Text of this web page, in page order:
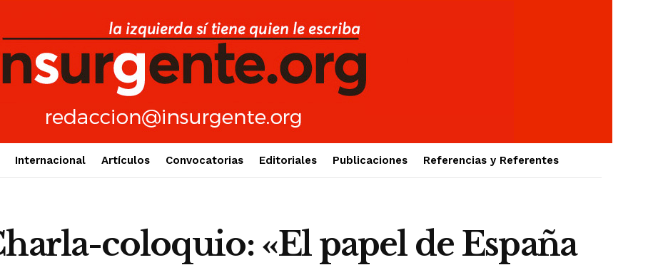
Internacional Artículos Convocatorias Editoriales Publicaciones Referencias y Referentes
coloquio: «El papel de España